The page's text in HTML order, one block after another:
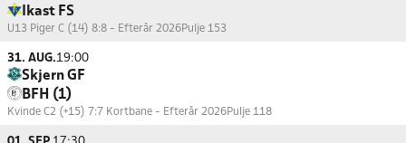
Ikast FS
U13 Piger C (14) 8:8 - Efterår 2026Pulje 153
31. AUG.19:00
Skjern GF
BFH (1)
Kvinde C2 (+15) 7:7 Kortbane - Efterår 2026Pulje 118